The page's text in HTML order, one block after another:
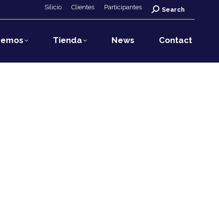
Silicio Clientes Participantes Search:
Search
Tienda News Contact